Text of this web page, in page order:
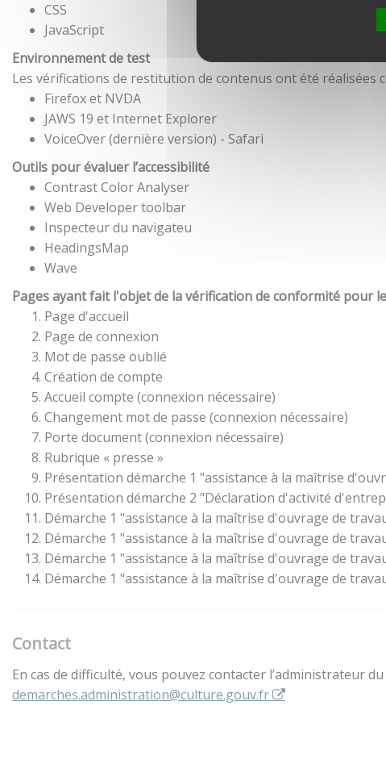
CSS
JavaScript
Environnement de test
Les vérifications de restitution de contenus ont été réalisées
Firefox et NVDA
JAWS 19 et Internet Explorer
VoiceOver (dernière version) - Safari
Outils pour évaluer l’accessibilité
Contrast Color Analyser
Web Developer toolbar
Inspecteur du navigateu
HeadingsMap
Wave
Pages ayant fait l'objet de la vérification de conformité pour
Page d'accueil
Page de connexion
Mot de passe oublié
Création de compte
Accueil compte (connexion nécessaire)
Changement mot de passe (connexion nécessaire)
Porte document (connexion nécessaire)
Rubrique « presse »
Présentation démarche 1 "assistance à la maîtrise
Présentation démarche 2 "Déclaration d'activité
Démarche 1 "assistance à la maîtrise d'ouvrage de
Démarche 1 "assistance à la maîtrise d'ouvrage de
Démarche 1 "assistance à la maîtrise d'ouvrage de
Démarche 1 "assistance à la maîtrise d'ouvrage de
Contact
En cas de difficulté, vous pouvez contacter l’administrateur
demarches.administration@culture.gouv.fr